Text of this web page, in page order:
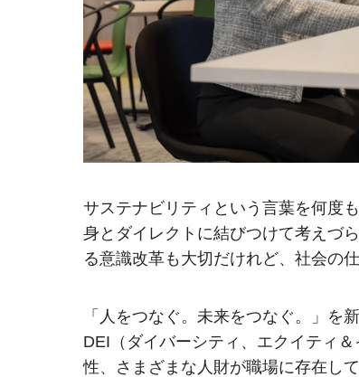
サステナビリティという言葉を何度
身とダイレクトに結びつけて考えづ
る意識改革も大切だけれど、社会の
「人をつなぐ。未来をつなぐ。」を
DEI（ダイバーシティ、エクイティ
性、さまざまな人財が職場に存在し